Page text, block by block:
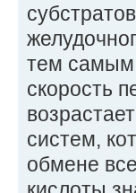
тем самым
скорость
систем,
обмене